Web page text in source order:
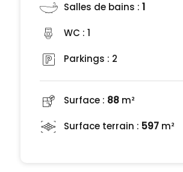
Salles de bains : 1
WC : 1
Parkings : 2
Surface : 88 m²
Surface terrain : 597 m²